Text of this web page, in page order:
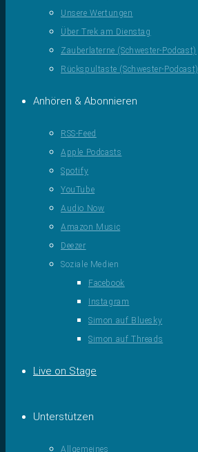
Unsere Wertungen
Über Trek am Dienstag
Zauberlaterne (Schwester-Podcast)
Rückspultaste (Schwester-Podcast)
Anhören & Abonnieren
RSS-Feed
Apple Podcasts
Spotify
YouTube
Audio Now
Amazon Music
Deezer
Soziale Medien
Facebook
Instagram
Simon auf Bluesky
Simon auf Threads
Live on Stage
Unterstützen
Allgemeines